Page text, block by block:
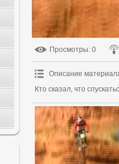
Просмотры: 0
Описание
Кто сказал, что